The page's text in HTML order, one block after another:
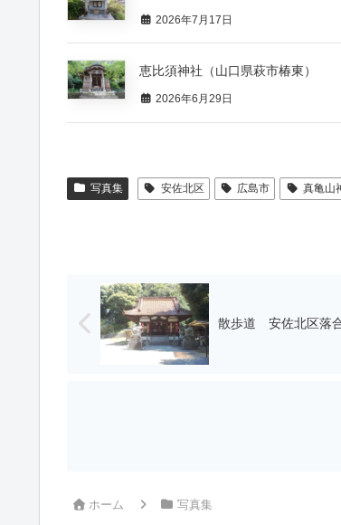
2026年7月17日
恵比須神社（山口県萩市椿東）
2026年6月29日
写真集 安佐北区 広島市 真亀山
散歩道 安佐北区落
ホーム 写真集